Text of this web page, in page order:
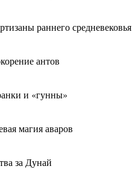
раннего средневековья
антов
и «гунны»
магия аваров
за Дунай